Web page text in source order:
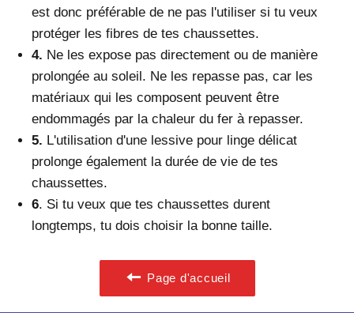
est donc préférable de ne pas l'utiliser si tu veux
protéger les fibres de tes chaussettes.
4. Ne les expose pas directement ou de manière
prolongée au soleil. Ne les repasse pas, car les
matériaux qui les composent peuvent être
endommagés par la chaleur du fer à repasser.
5. L'utilisation d'une lessive pour linge délicat
prolonge également la durée de vie de tes
chaussettes.
6. Si tu veux que tes chaussettes durent
longtemps, tu dois choisir la bonne taille.
Page d'accueil